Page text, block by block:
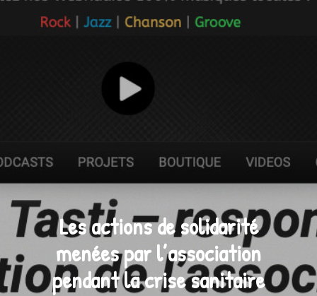
Les actions de solidarité
menées par l’association
pendant la crise sanitaire